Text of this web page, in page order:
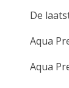
De
Aqua
Aqua